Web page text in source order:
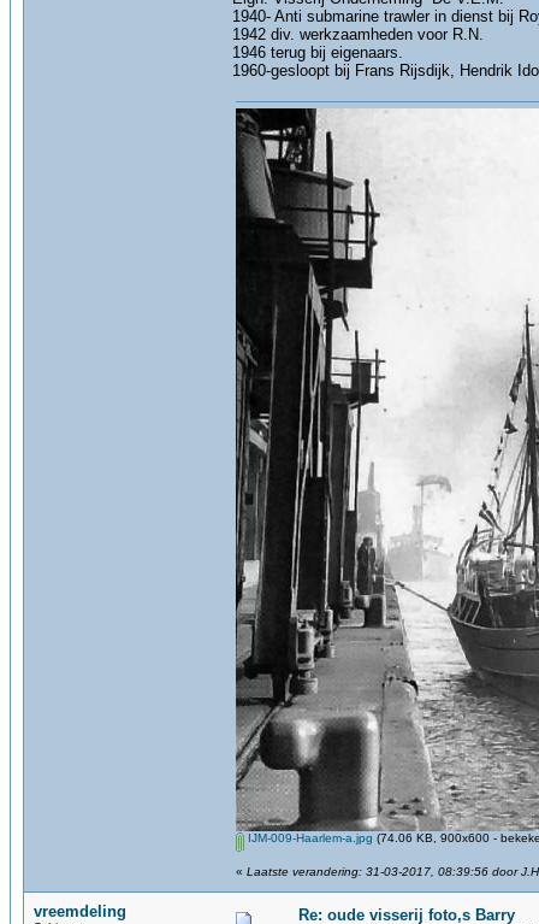
1940- Anti submarine trawler in dienst bij
1942 div. werkzaamheden voor R.N.
1946 terug bij eigenaars.
1960-gesloopt bij Frans Rijsdijk, Hendrik
IJM-009-Haarlem-a.jpg (74.06 KB, 900x600 -
« Laatste verandering: 31-03-2017, 08:39:56 door
vreemdeling Re: oude visserij foto,s Barry